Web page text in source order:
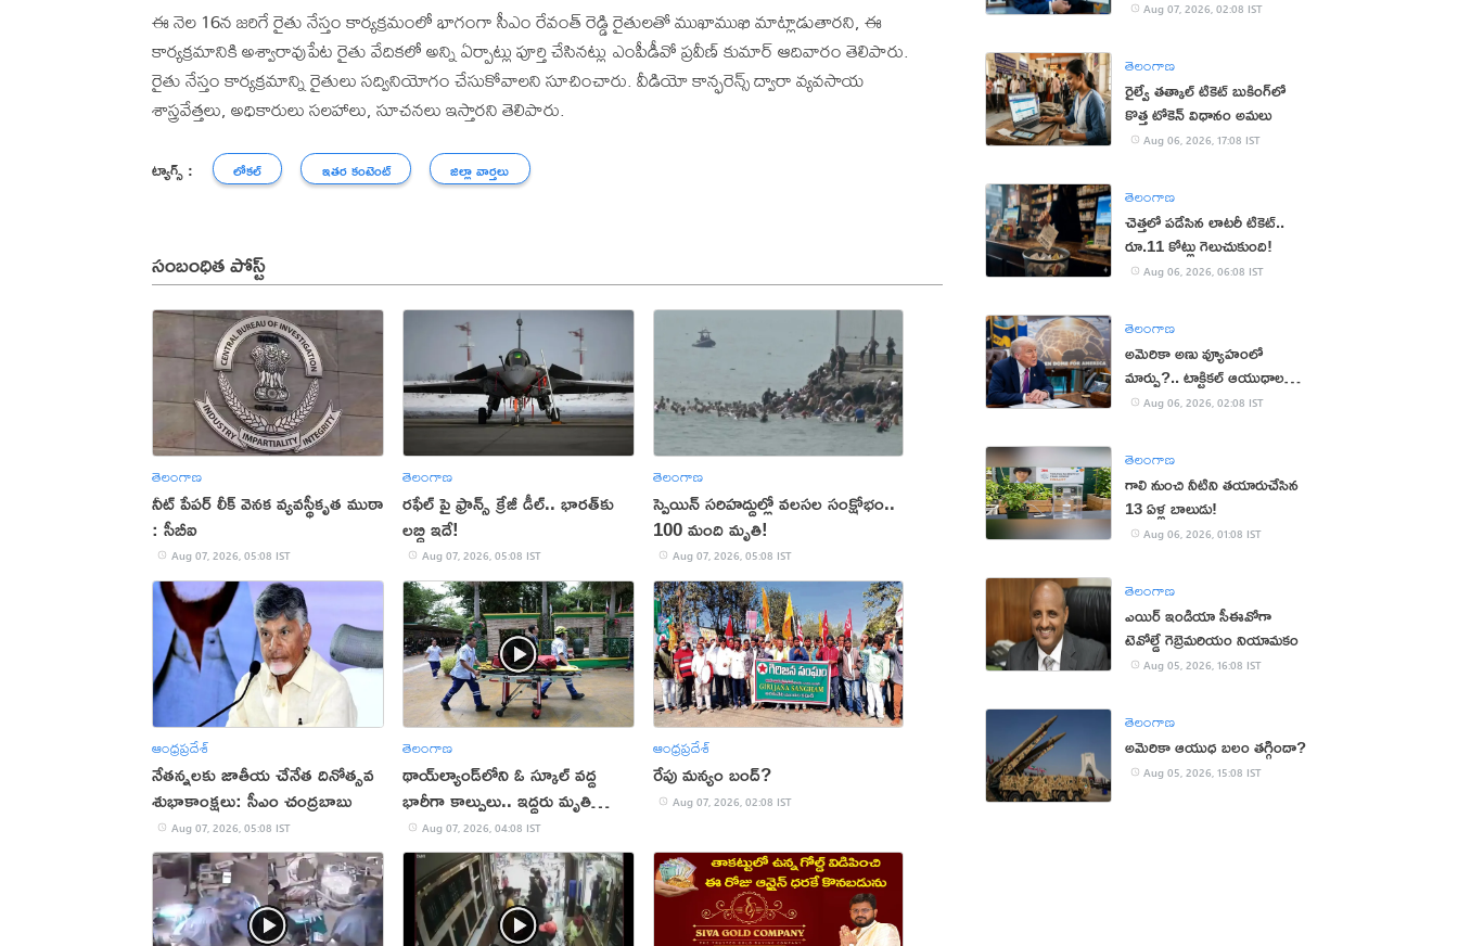
ఈ నెల 16న జరిగే రైతు నేస్తం కార్యక్రమంలో భాగంగా సీఎం రేవంత్ రెడ్డి రైతులతో ముఖాముఖి మాట్లాడుతారని, ఈ
కార్యక్రమానికి అశ్వారావుపేట రైతు వేదికలో అన్ని ఏర్పాట్లు పూర్తి చేసినట్లు ఎంపీడీవో ప్రవీణ్ కుమార్ ఆదివారం తెలిపారు.
రైతు నేస్తం కార్యక్రమాన్ని రైతులు సద్వినియోగం చేసుకోవాలని సూచించారు. వీడియో కాన్ఫరెన్స్ ద్వారా వ్యవసాయ
శాస్త్రవేత్తలు, అధికారులు సలహాలు, సూచనలు ఇస్తారని తెలిపారు.
ట్యాగ్స్ : లోకల్ ఇతర కంటెంట్ జిల్లా వార్తలు
సంబంధిత పోస్ట్
తెలంగాణ
నీట్‌ పేపర్‌ లీక్‌ వెనక వ్యవస్థీకృత ముఠా
: సీబీఐ
Aug 07, 2026, 05:08 IST
తెలంగాణ
రఫేల్ పై ఫ్రాన్స్ క్రేజీ డీల్.. భారత్‌కు
లబ్ధి ఇదే!
Aug 07, 2026, 05:08 IST
తెలంగాణ
స్పెయిన్ సరిహద్దుల్లో వలసల సంక్షోభం..
100 మంది మృతి!
Aug 07, 2026, 05:08 IST
ఆంధ్రప్రదేశ్
నేతన్నలకు జాతీయ చేనేత దినోత్సవ
శుభాకాంక్షలు: సీఎం చంద్రబాబు
Aug 07, 2026, 05:08 IST
తెలంగాణ
థాయ్‌ల్యాండ్‌లోని ఓ స్కూల్‌ వద్ద
భారీగా కాల్పులు.. ఇద్దరు మృతి
(వీడియో)
Aug 07, 2026, 04:08 IST
ఆంధ్రప్రదేశ్
రేపు మన్యం బంద్‌?
Aug 07, 2026, 02:08 IST
Aug 07, 2026, 02:08 IST
తెలంగాణ
రైల్వే తత్కాల్ టికెట్ బుకింగ్‌లో
కొత్త టోకెన్ విధానం అమలు
Aug 06, 2026, 17:08 IST
తెలంగాణ
చెత్తలో పడేసిన లాటరీ టికెట్..
రూ.11 కోట్లు గెలుచుకుంది!
Aug 06, 2026, 06:08 IST
తెలంగాణ
అమెరికా అణు వ్యూహంలో
మార్పు?.. టాక్టికల్ ఆయుధాలకు
ప్రాధాన్యం!
Aug 06, 2026, 02:08 IST
తెలంగాణ
గాలి నుంచి నీటిని తయారుచేసిన
13 ఏళ్ల బాలుడు!
Aug 06, 2026, 01:08 IST
తెలంగాణ
ఎయిర్ ఇండియా సీఈవోగా
టెవోల్డే గెబ్రెమరియం నియామకం
Aug 05, 2026, 16:08 IST
తెలంగాణ
అమెరికా ఆయుధ బలం తగ్గిందా?
Aug 05, 2026, 15:08 IST